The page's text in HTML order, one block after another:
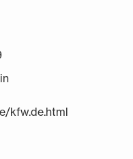
abrufen – und mit
kfw.de.html